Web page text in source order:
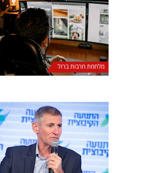
מלחמת חרבות ברזל